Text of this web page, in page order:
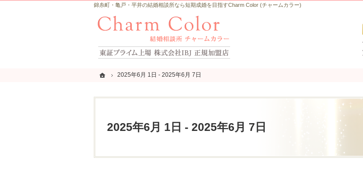
ホーム
2025年6月 1日 - 2025年6月 7日
2025年6月 1日 - 2025年6月 7日
錦糸町・亀戸・平井の結婚相談所なら短期成婚を目指すCharm Color (チャームカラー)
ホーム
2025年6月 1日 - 2025年6月 7日